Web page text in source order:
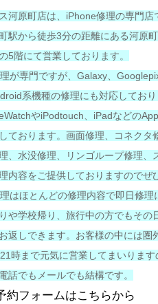
河原町店は、iPhone修理の専門店
駅から徒歩3分の距離にある河原
5階にて営業しております。
が専門ですが、Galaxy、
系機種の修理にも対応しており
やiPodtouch、iPadなどの
ております。画面修理、コネクタ
、水没修理、リンゴループ修理、
内容をご提供しておりますのでぜ
はほとんどの修理内容で即日修理
や学校帰り、旅行中の方でもその
返しできます。お客様の中には圏
時まで元気に営業してまいります
話でもメールでも結構です。
約フォームはこちらから